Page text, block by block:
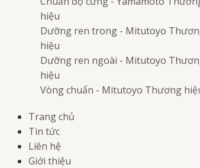
hiệu
Dưỡng ren trong - Mitutoyo
hiệu
Dưỡng ren ngoài - Mitutoyo
hiệu
Vòng chuẩn - Mitutoyo Thương
Trang chủ
Tin tức
Liên hệ
Giới thiệu